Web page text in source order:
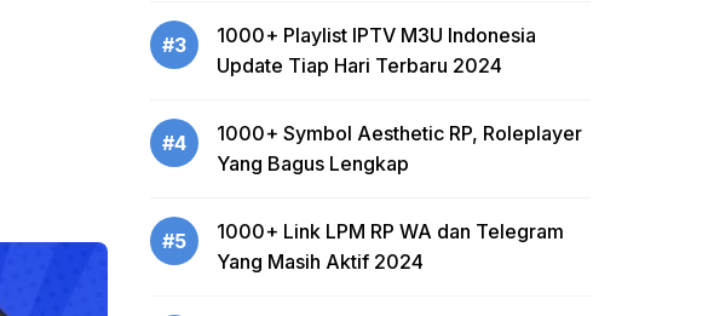
#3
1000+ Playlist IPTV M3U Indonesia
Update Tiap Hari Terbaru 2024
#4
1000+ Symbol Aesthetic RP, Roleplayer
Yang Bagus Lengkap
#5
1000+ Link LPM RP WA dan Telegram
Yang Masih Aktif 2024